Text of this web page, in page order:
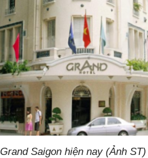
Saigon hiện nay (Ảnh ST)